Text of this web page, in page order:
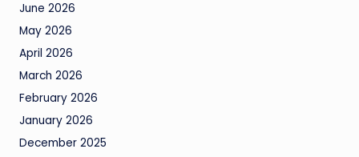
June 2026
May 2026
April 2026
March 2026
February 2026
January 2026
December 2025